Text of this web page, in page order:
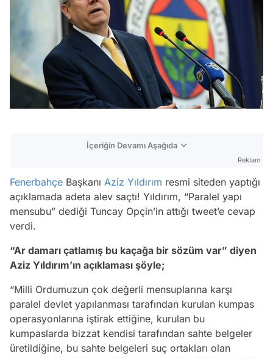
İçeriğin Devamı Aşağıda
Reklam
Fenerbahçe Başkanı Aziz Yıldırım resmi siteden yaptığı
açıklamada adeta alev saçtı! Yıldırım, “Paralel yapı
mensubu” dediği Tuncay Opçin’in attığı tweet’e cevap
verdi.
“Ar damarı çatlamış bu kaçağa bir sözüm var” diyen
Aziz Yıldırım’ın açıklaması şöyle;
“Milli Ordumuzun çok değerli mensuplarına karşı
paralel devlet yapılanması tarafından kurulan kumpas
operasyonlarına iştirak ettiğine, kurulan bu
kumpaslarda bizzat kendisi tarafından sahte belgeler
üretildiğine, bu sahte belgeleri suç ortakları olan